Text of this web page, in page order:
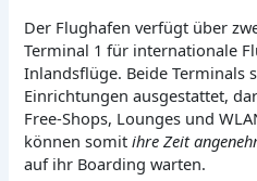
Der Flughafen verfügt über
Terminal 1 für internationale
Inlandsflüge. Beide Terminals
Einrichtungen ausgestattet,
Free-Shops, Lounges und
können somitihre Zeit
auf ihr Boarding warten.